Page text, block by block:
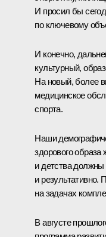
И просил бы
по ключевому
И конечно,
культурный,
На новый, более
медицинское
спорта.
Наши
здорового
и детства
и результативно.
на задачах
В августе